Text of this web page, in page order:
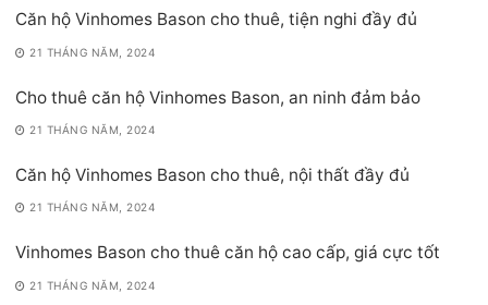
Căn hộ Vinhomes Bason cho thuê, tiện nghi đầy đủ
21 THÁNG NĂM, 2024
Cho thuê căn hộ Vinhomes Bason, an ninh đảm bảo
21 THÁNG NĂM, 2024
Căn hộ Vinhomes Bason cho thuê, nội thất đầy đủ
21 THÁNG NĂM, 2024
Vinhomes Bason cho thuê căn hộ cao cấp, giá cực tốt
21 THÁNG NĂM, 2024